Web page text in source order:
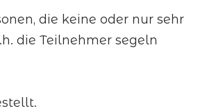
die keine oder nur sehr
die Teilnehmer segeln